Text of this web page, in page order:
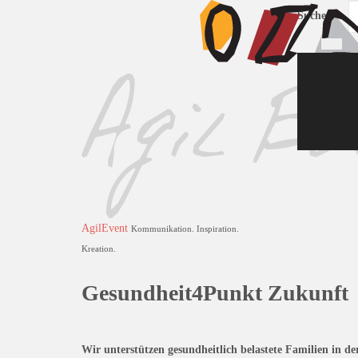
AgilEvent Kommunikation. Inspiration.
Kreation.
Suchen ...
Gesundheit4Punkt Zukunft
Wir unterstützen gesundheitlich belastete Familien in